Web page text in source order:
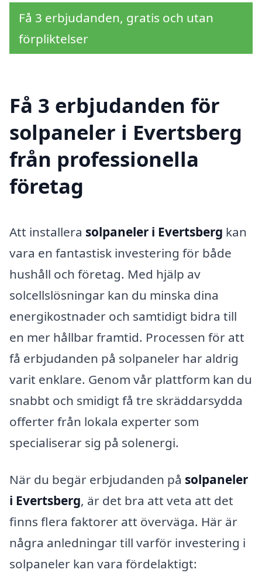
Få 3 erbjudanden, gratis och utan
förpliktelser
Få 3 erbjudanden för
solpaneler i Evertsberg
från professionella
företag
Att installera solpaneler i Evertsberg kan
vara en fantastisk investering för både
hushåll och företag. Med hjälp av
solcellslösningar kan du minska dina
energikostnader och samtidigt bidra till
en mer hållbar framtid. Processen för att
få erbjudanden på solpaneler har aldrig
varit enklare. Genom vår plattform kan du
snabbt och smidigt få tre skräddarsydda
offerter från lokala experter som
specialiserar sig på solenergi.
När du begär erbjudanden på solpaneler
i Evertsberg, är det bra att veta att det
finns flera faktorer att överväga. Här är
några anledningar till varför investering i
solpaneler kan vara fördelaktigt: